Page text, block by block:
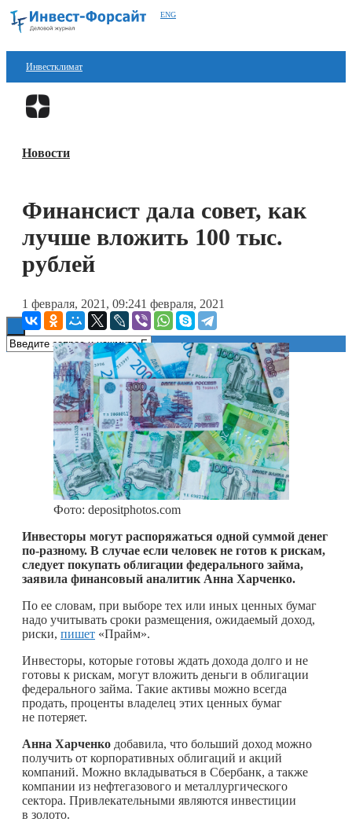
ENG
Инвестклимат
Финансы
Блокчейн
Новости
Финансист дала совет, как
лучше вложить 100 тыс.
рублей
1 февраля, 2021, 09:241 февраля, 2021
Фото: depositphotos.com
Инвесторы могут распоряжаться одной суммой денег
по-разному. В случае если человек не готов к рискам,
следует покупать облигации федерального займа,
заявила финансовый аналитик Анна Харченко.
По ее словам, при выборе тех или иных ценных бумаг
надо учитывать сроки размещения, ожидаемый доход,
риски, пишет «Прайм».
Инвесторы, которые готовы ждать дохода долго и не
готовы к рискам, могут вложить деньги в облигации
федерального займа. Такие активы можно всегда
продать, проценты владелец этих ценных бумаг
не потеряет.
Анна Харченко добавила, что больший доход можно
получить от корпоративных облигаций и акций
компаний. Можно вкладываться в Сбербанк, а также
компании из нефтегазового и металлургического
сектора. Привлекательными являются инвестиции
в золото.